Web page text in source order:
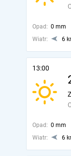
Opad: 0 mm
Wiatr:
6
13:00
Opad: 0 mm
Wiatr:
6